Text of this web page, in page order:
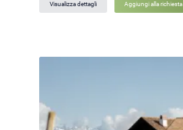
Visualizza dettagli Aggiungi alla richiesta